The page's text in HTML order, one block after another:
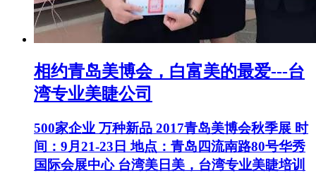
相约青岛美博会，白富美的最爱---台
湾专业美睫公司
500家企业 万种新品 2017青岛美博会秋季展 时
间：9月21-23日 地点：青岛四流南路80号华秀
国际会展中心 台湾美日美，台湾专业美睫培训